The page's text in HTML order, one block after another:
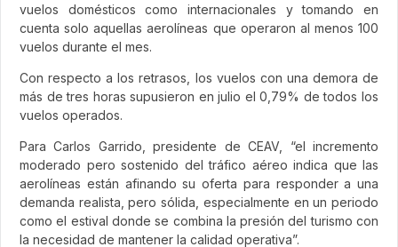
vuelos domésticos como internacionales y tomando en
cuenta solo aquellas aerolíneas que operaron al menos 100
vuelos durante el mes.
Con respecto a los retrasos, los vuelos con una demora de
más de tres horas supusieron en julio el 0,79% de todos los
vuelos operados.
Para Carlos Garrido, presidente de CEAV, “el incremento
moderado pero sostenido del tráfico aéreo indica que las
aerolíneas están afinando su oferta para responder a una
demanda realista, pero sólida, especialmente en un periodo
como el estival donde se combina la presión del turismo con
la necesidad de mantener la calidad operativa”.